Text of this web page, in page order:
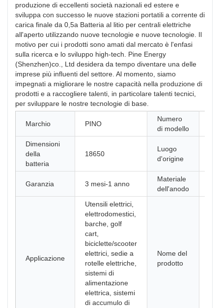
produzione di eccellenti società nazionali ed estere e
sviluppa con successo le nuove stazioni portatili a corrente di
carica finale da 0,5a Batteria al litio per centrali elettriche
all'aperto utilizzando nuove tecnologie e nuove tecnologie. Il
motivo per cui i prodotti sono amati dal mercato è l'enfasi
sulla ricerca e lo sviluppo high-tech. Pine Energy
(Shenzhen)co., Ltd desidera da tempo diventare una delle
imprese più influenti del settore. Al momento, siamo
impegnati a migliorare le nostre capacità nella produzione di
prodotti e a raccogliere talenti, in particolare talenti tecnici,
per sviluppare le nostre tecnologie di base.
Marchio PINO
Numero
di modello
Dimensioni
della
batteria
18650
Luogo
d'origine
Garanzia 3 mesi-1 anno
Materiale
dell'anodo
Applicazione
Utensili elettrici,
elettrodomestici,
barche, golf
cart,
biciclette/scooter
elettrici, sedie a
rotelle elettriche,
sistemi di
alimentazione
elettrica, sistemi
di accumulo di
Nome del
prodotto